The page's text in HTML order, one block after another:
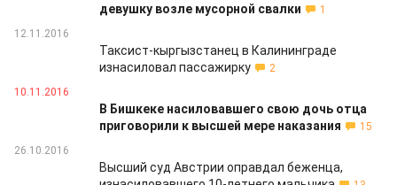
девушку возле мусорной свалки
1
12.11.2016
Таксист-кыргызстанец в Калининграде
изнасиловал пассажирку
2
10.11.2016
В Бишкеке насиловавшего свою дочь отца
приговорили к высшей мере наказания
15
26.10.2016
Высший суд Австрии оправдал беженца,